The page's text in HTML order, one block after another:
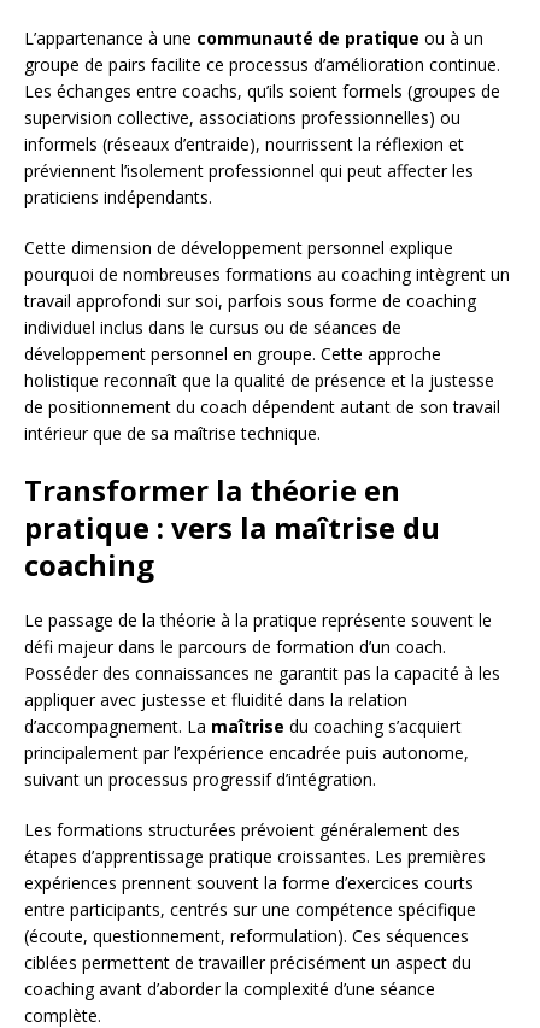
L’appartenance à une communauté de pratique ou à un
groupe de pairs facilite ce processus d’amélioration continue.
Les échanges entre coachs, qu’ils soient formels (groupes de
supervision collective, associations professionnelles) ou
informels (réseaux d’entraide), nourrissent la réflexion et
préviennent l’isolement professionnel qui peut affecter les
praticiens indépendants.
Cette dimension de développement personnel explique
pourquoi de nombreuses formations au coaching intègrent un
travail approfondi sur soi, parfois sous forme de coaching
individuel inclus dans le cursus ou de séances de
développement personnel en groupe. Cette approche
holistique reconnaît que la qualité de présence et la justesse
de positionnement du coach dépendent autant de son travail
intérieur que de sa maîtrise technique.
Transformer la théorie en
pratique : vers la maîtrise du
coaching
Le passage de la théorie à la pratique représente souvent le
défi majeur dans le parcours de formation d’un coach.
Posséder des connaissances ne garantit pas la capacité à les
appliquer avec justesse et fluidité dans la relation
d’accompagnement. La maîtrise du coaching s’acquiert
principalement par l’expérience encadrée puis autonome,
suivant un processus progressif d’intégration.
Les formations structurées prévoient généralement des
étapes d’apprentissage pratique croissantes. Les premières
expériences prennent souvent la forme d’exercices courts
entre participants, centrés sur une compétence spécifique
(écoute, questionnement, reformulation). Ces séquences
ciblées permettent de travailler précisément un aspect du
coaching avant d’aborder la complexité d’une séance
complète.